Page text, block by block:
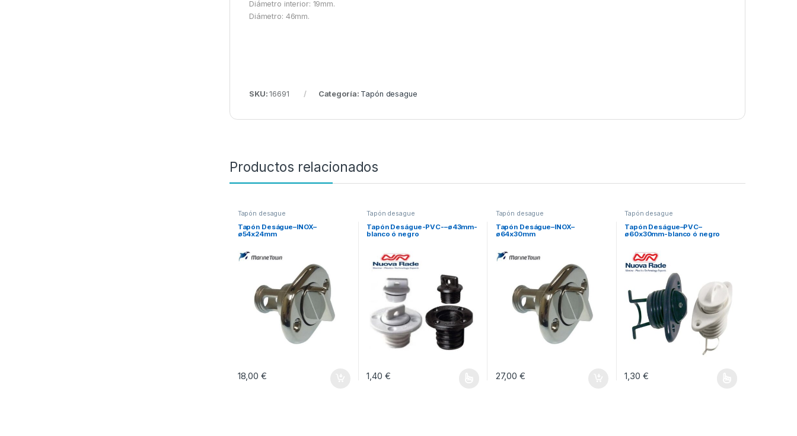
Diámetro interior: 19mm.
Diámetro: 46mm.
SKU:16691 Categoría: Tapón desague
Productos relacionados
Tapón desague
Tapón Deságue–INOX–
ø54x24mm
18,00 €
Tapón desague
Tapón Deságue-PVC-–ø43mm-
blanco ó negro
1,40 €
Este producto tiene múltiples variantes. Las opciones se pueden elegir en la página de producto
Tapón desague
Tapón Deságue–INOX–
ø64x30mm
27,00 €
Tapón desague
Tapón Deságue–PVC–
ø60x30mm-blanco ó negro
1,30 €
Este producto tiene múltiples variantes. Las